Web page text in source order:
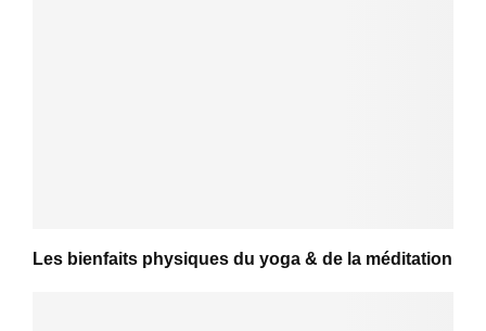
Les bienfaits physiques du yoga & de la méditation